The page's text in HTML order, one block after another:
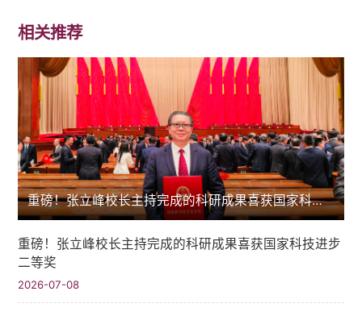
相关推荐
重磅！张立峰校长主持完成的科研成果喜获国家科技进步二等奖
重磅！张立峰校长主持完成的科研成果喜获国家科技进步
二等奖
2026-07-08